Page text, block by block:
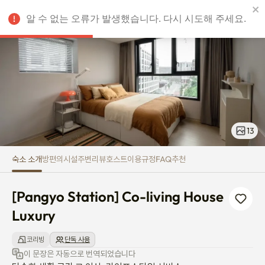
[Pangyo Station] Co-living
KRW
13
숙소 소개방편의시설주변리뷰호스트이용규정FAQ추천
[Pangyo Station] Co-living House
Luxury
코리빙 단독 사용
이 문장은 자동으로 번역되었습니다
알 수 없는 오류가 발생했습니다. 다시 시도해 주세요.